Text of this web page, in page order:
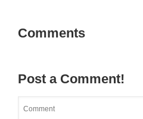
Comments
Post a Comment!